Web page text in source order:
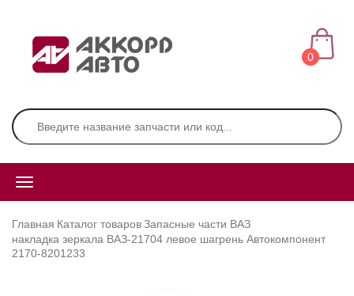
0
Главная Каталог товаровЗапасные части ВАЗ
накладка зеркала ВАЗ-21704 левое шагрень Автокомпонент
2170-8201233